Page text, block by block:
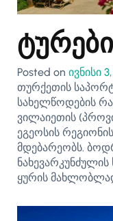
Posted on ივნისი
თურქეთის
სახელწოდების
ვილაიეთის
ეგეოსის
მდებარეობს.
ყურის